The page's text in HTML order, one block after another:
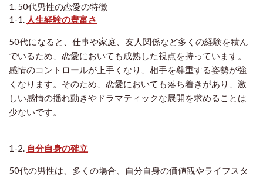
1. 50代男性の恋愛の特徴
1-1. 人生経験の豊富さ
50代になると、仕事や家庭、友人関係など多くの経験を積ん
でいるため、恋愛においても成熟した視点を持っています。
感情のコントロールが上手くなり、相手を尊重する姿勢が強
くなります。そのため、恋愛においても落ち着きがあり、激
しい感情の揺れ動きやドラマティックな展開を求めることは
少ないです。
1-2. 自分自身の確立
50代の男性は、多くの場合、自分自身の価値観やライフスタ